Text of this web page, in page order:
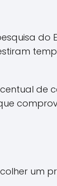
do
de
um